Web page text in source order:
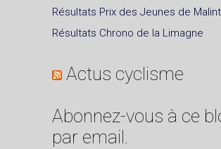
Résultats Prix des Jeunes de
Résultats Chrono de la Limagne
Actus cyclisme
Abonnez-vous à ce
par email.